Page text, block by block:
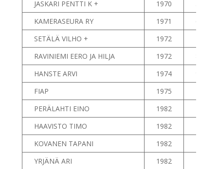
JASKARI PENTTI K +
1970
KAMERASEURA RY
1971
6
SETÄLÄ VILHO +
1972
RAVINIEMI EERO JA HILJA
1972
HANSTE ARVI
1974
FIAP
1975
PERÄLAHTI EINO
1982
HAAVISTO TIMO
1982
KOVANEN TAPANI
1982
YRJÄNÄ ARI
1982